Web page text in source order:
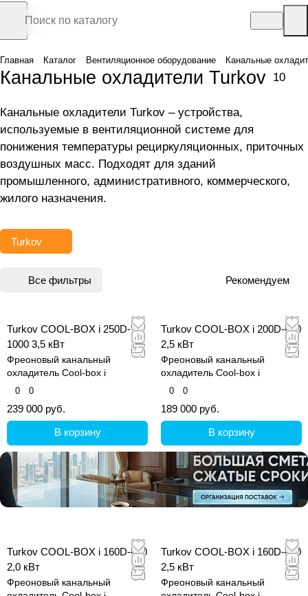
Главная Каталог Вентиляционное оборудование Канальные
Канальные охладители Turkov 10
Канальные охладители Turkov – устройства,
используемые в вентиляционной системе для
понижения температуры рециркуляционных, приточных
воздушных масс. Подходят для зданий
промышленного, административного, коммерческого,
жилого назначения.
Turkov
Все фильтры Рекомендуем
Turkov COOL-BOX i 250D-
1000 3,5 кВт
Фреоновый канальный
охладитель Cool-box i
0 0
239 000 руб.
В корзину
Turkov COOL-BOX i 200D-600
2,5 кВт
Фреоновый канальный
охладитель Cool-box i
0 0
189 000 руб.
В корзину
Turkov COOL-BOX i 160D-400
2,0 кВт
Фреоновый канальный
Turkov COOL-BOX i 160D-400
2,5 кВт
Фреоновый канальный